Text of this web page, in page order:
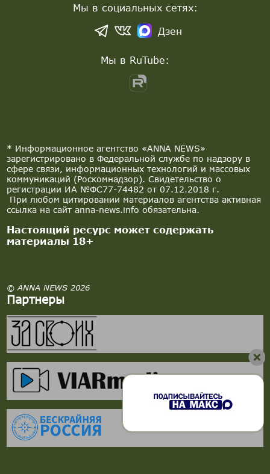
* Информационное агентство «ANNA NEWS»
зарегистрировано в Федеральной службе по надзору в
сфере связи, информационных технологий и массовых
коммуникаций (Роскомнадзор). Свидетельство о
регистрации ИА №ФС77-74482 от 07.12.2018 г.
При любом цитировании материалов агентства активная
ссылка на сайт anna-news.info обязательна.
Настоящий ресурс может содержать
материалы 18+
© ANNA NEWS 2026
Партнеры
Мы в социальных сетях:
Дзен
Мы в RuTube: